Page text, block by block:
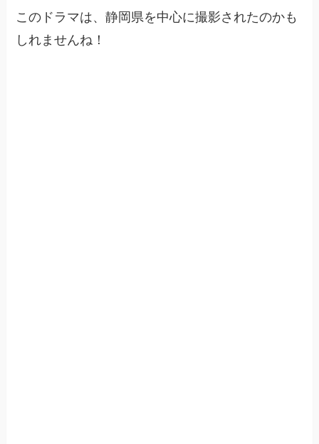
このドラマは、静岡県を中心に撮影されたのかも
しれませんね！